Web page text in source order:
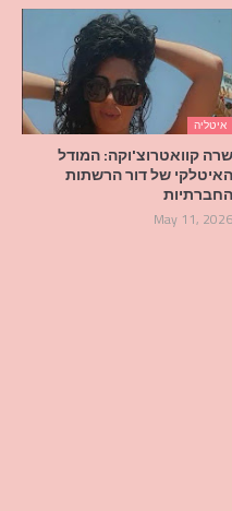
איטליה
שרה קוואטרוצ'וקה: המודל
האיטלקי של דור הרשתות
החברתיות
May 11, 2026